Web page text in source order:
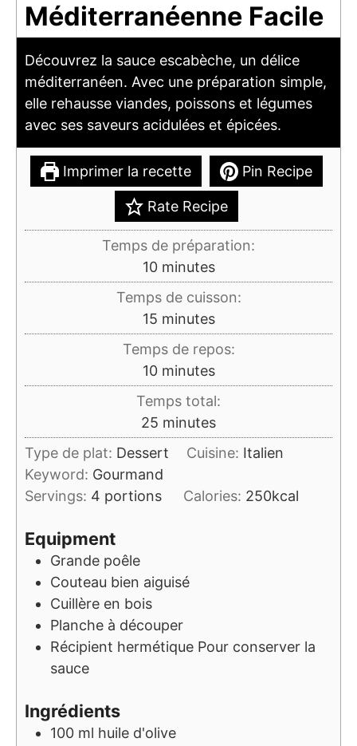
Méditerranéenne Facile
Découvrez la sauce escabèche, un délice
méditerranéen. Avec une préparation simple,
elle rehausse viandes, poissons et légumes
avec ses saveurs acidulées et épicées.
Imprimer la recette Pin Recipe
Rate Recipe
Temps de préparation:
10minutes
minutes
Temps de cuisson:
15minutes
minutes
Temps de repos:
10minutes
minutes
Temps total:
25 minutes
minutes
Type de plat: Dessert Cuisine: Italien
Keyword: Gourmand
Servings: 4 portions Calories: 250kcal
Equipment
Grande poêle
Couteau bien aiguisé
Cuillère en bois
Planche à découper
Récipient hermétique Pour conserver la
sauce
Ingrédients
100 ml huile d'olive